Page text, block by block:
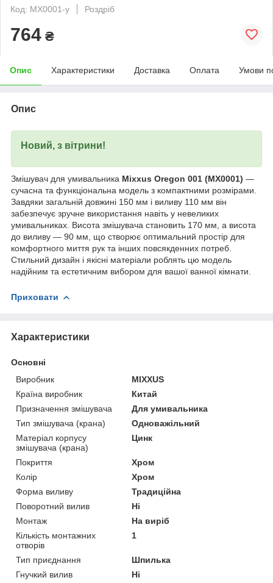
Код: MX0001-у
Роздріб
764 ₴
Опис Характеристики Доставка Оплата Умови
Опис
Новий, з вітрини!
Змішувач для умивальника Mixxus Oregon 001 (MX0001) —
сучасна та функціональна модель з компактними розмірами.
Завдяки загальній довжині 150 мм і виливу 110 мм він
забезпечує зручне використання навіть у невеликих
умивальниках. Висота змішувача становить 170 мм, а висота
до виливу — 90 мм, що створює оптимальний простір для
комфортного миття рук та інших повсякденних потреб.
Стильний дизайн і якісні матеріали роблять цю модель
надійним та естетичним вибором для вашої ванної кімнати.
Приховати
Характеристики
Основні
Виробник
MIXXUS
Країна виробник
Китай
Призначення змішувача
Для умивальника
Тип змішувача (крана)
Одноважільний
Матеріал корпусу
змішувача (крана)
Цинк
Покриття
Хром
Колір
Хром
Форма виливу
Традиційна
Поворотний вилив
Ні
Монтаж
На виріб
Кількість монтажних
отворів
1
Тип приєднання
Шпилька
Гнучкий вилив
Ні